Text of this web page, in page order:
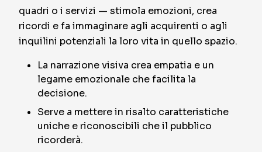
quadri o i servizi — stimola emozioni, crea
ricordi e fa immaginare agli acquirenti o agli
inquilini potenziali la loro vita in quello spazio.
La narrazione visiva crea empatia e un
legame emozionale che facilita la
decisione.
Serve a mettere in risalto caratteristiche
uniche e riconoscibili che il pubblico
ricorderà.